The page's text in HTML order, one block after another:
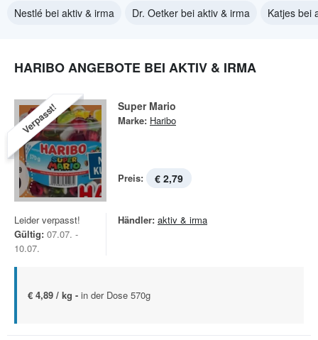
Nestlé bei aktiv & irma
Dr. Oetker bei aktiv & irma Katjes bei
HARIBO ANGEBOTE BEI AKTIV & IRMA
Verpasst! Super Mario
Marke: Haribo
Preis: € 2,79
Leider verpasst!
Gültig: 07.07. -
10.07.
Händler: aktiv & irma
€ 4,89 / kg - in der Dose 570g